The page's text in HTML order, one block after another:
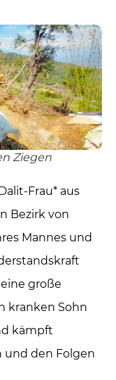
Ziegen
Frau* aus
Bezirk von
Mannes und
große
kranken Sohn
kämpft
und den Folgen